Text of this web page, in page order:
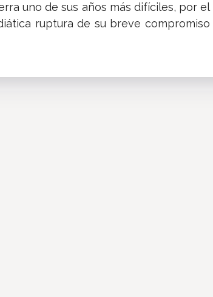
uno de sus años más difíciles, por el
ruptura de su breve compromiso